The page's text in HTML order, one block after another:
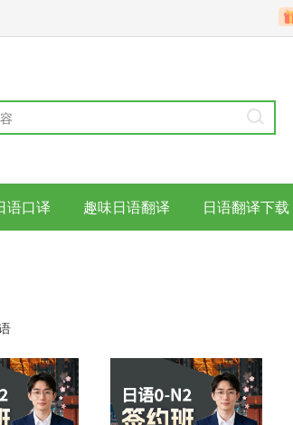
语口译 趣味日语翻译 日语翻译下载